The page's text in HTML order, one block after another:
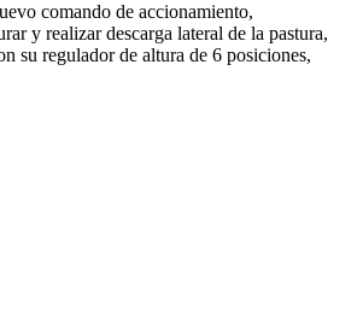
comando de accionamiento,
y realizar descarga lateral de la pastura,
su regulador de altura de 6 posiciones,